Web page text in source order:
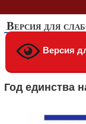
Версия для
Версия
Год единства